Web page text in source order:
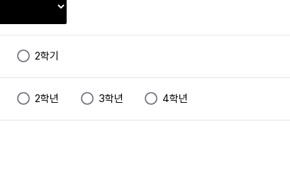
2학기
2학년 3학년 4학년